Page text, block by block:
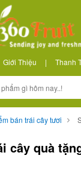
Giới Thiệu | Thanh
bán trái cây tươi
cây quà